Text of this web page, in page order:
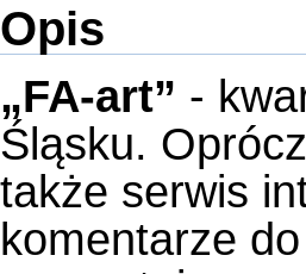
Opis
„FA-art” -
Śląsku.
także serwis
komentarze